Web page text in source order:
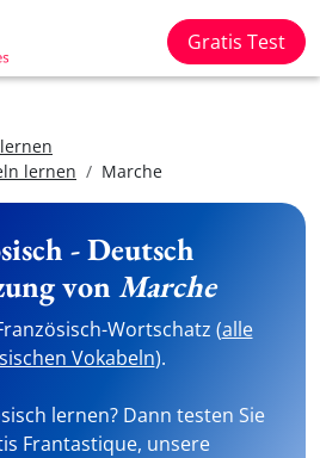
Gratis Test
lernen
Marche
- Deutsch
vonMarche
Wortschatz (alle
Vokabeln).
lernen? Dann testen Sie
Frantastique, unsere